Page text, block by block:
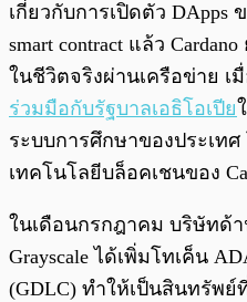
เกี่ยวกับการเปิดตัว DApps
smart contract แล้ว
ในชีวิตจริงผ่านเครือข่าย เ
ร่วมมือกับรัฐบาลเอธิโอเปีย
ระบบการศึกษาของประเท
เทคโนโลยีบล็อคเชนของ
ในเดือนกรกฎาคม บริษัทด้
Grayscale ได้เพิ่มโทเค็น
(GDLC) ทำให้เป็นสินทรัพ